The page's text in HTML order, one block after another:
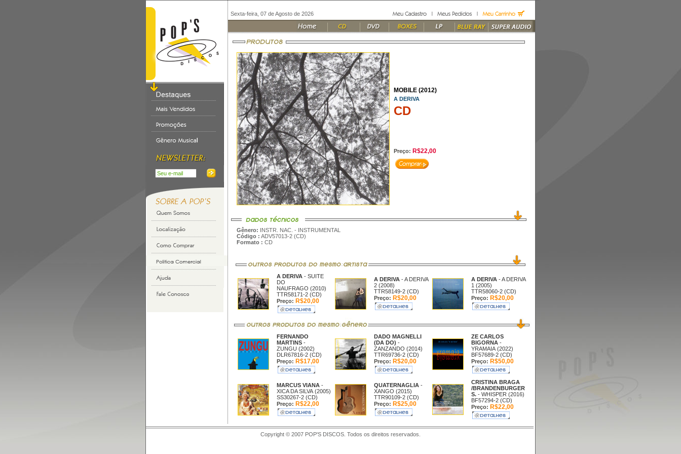
Sexta-feira, 07 de Agosto de 2026
MOBILE (2012)
A DERIVA
CD
Preço: R$22,00
Gênero: INSTR. NAC. - INSTRUMENTAL
Código : ADV57013-2 (CD)
Formato : CD
A DERIVA - SUITE
DO
NAUFRAGO (2010)
TTR58171-2 (CD)
Preço: R$20,00
A DERIVA - A DERIVA
2 (2008)
TTR58149-2 (CD)
Preço: R$20,00
A DERIVA - A DERIVA
1 (2005)
TTR58060-2 (CD)
Preço: R$20,00
FERNANDO
MARTINS -
ZUNGU (2002)
DLR67816-2 (CD)
Preço: R$17,00
DADO MAGNELLI
(DA DO) -
ZANZANDO (2014)
TTR69736-2 (CD)
Preço: R$20,00
ZE CARLOS
BIGORNA -
YRAMAIA (2022)
BF57689-2 (CD)
Preço: R$50,00
MARCUS VIANA -
XICA DA SILVA (2005)
SS30267-2 (CD)
Preço: R$22,00
QUATERNAGLIA -
XANGO (2015)
TTR90109-2 (CD)
Preço: R$25,00
CRISTINA BRAGA
/BRANDENBURGER
S.- WHISPER (2016)
BF57294-2 (CD)
Preço: R$22,00
Copyright © 2007 POP'S DISCOS. Todos os direitos reservados.